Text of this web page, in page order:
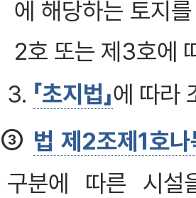
에 해당하는 토지
2호 또는 제3호에
3. 「초지법」에 따라
③ 법 제2조제1호나
구분에 따른 시설